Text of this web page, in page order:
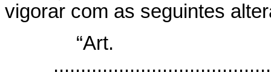
vigorar com as seguintes